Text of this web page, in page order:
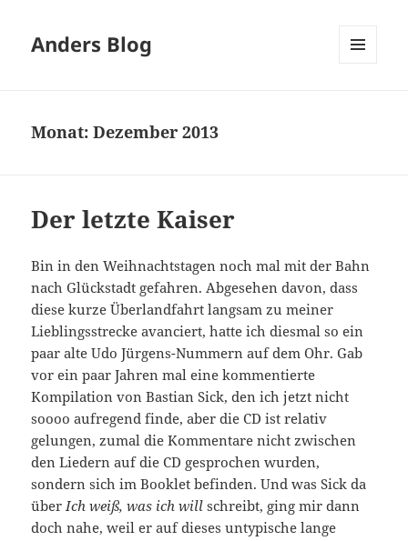
Anders Blog
Monat:Dezember 2013
Der letzte Kaiser
Bin in den Weihnachtstagen noch mal mit der Bahn
nach Glückstadt gefahren. Abgesehen davon, dass
diese kurze Überlandfahrt langsam zu meiner
Lieblingsstrecke avanciert, hatte ich diesmal so ein
paar alte Udo Jürgens-Nummern auf dem Ohr. Gab
vor ein paar Jahren mal eine kommentierte
Kompilation von Bastian Sick, den ich jetzt nicht
soooo aufregend finde, aber die CD ist relativ
gelungen, zumal die Kommentare nicht zwischen
den Liedern auf die CD gesprochen wurden,
sondern sich im Booklet befinden. Und was Sick da
überIch weiß, was ich will schreibt, ging mir dann
doch nahe, weil er auf dieses untypische lange